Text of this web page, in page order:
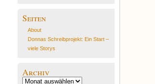
Seiten
About
Donnas Schreibprojekt: Ein Start –
viele Storys
Archiv
Archiv